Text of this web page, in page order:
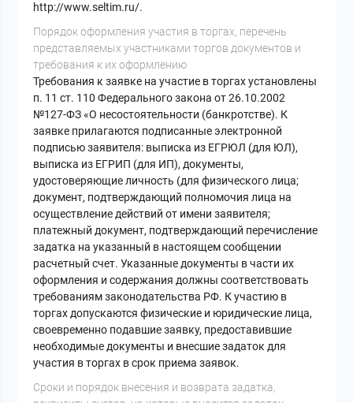
http://www.seltim.ru/.
Порядок оформления участия в торгах, перечень
представляемых участниками торгов документов и
требования к их оформлению
Требования к заявке на участие в торгах установлены
п. 11 ст. 110 Федерального закона от 26.10.2002
№127-ФЗ «О несостоятельности (банкротстве). К
заявке прилагаются подписанные электронной
подписью заявителя: выписка из ЕГРЮЛ (для ЮЛ),
выписка из ЕГРИП (для ИП), документы,
удостоверяющие личность (для физического лица;
документ, подтверждающий полномочия лица на
осуществление действий от имени заявителя;
платежный документ, подтверждающий перечисление
задатка на указанный в настоящем сообщении
расчетный счет. Указанные документы в части их
оформления и содержания должны соответствовать
требованиям законодательства РФ. К участию в
торгах допускаются физические и юридические лица,
своевременно подавшие заявку, предоставившие
необходимые документы и внесшие задаток для
участия в торгах в срок приема заявок.
Cроки и порядок внесения и возврата задатка,